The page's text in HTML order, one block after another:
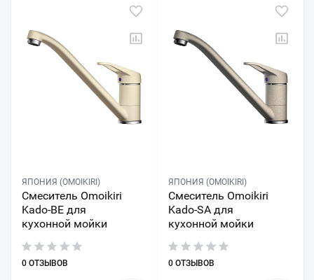
ЯПОНИЯ (OMOIKIRI)
Смеситель Omoikiri
Kado-BE для
кухонной мойки
0 ОТЗЫВОВ
ЯПОНИЯ (OMOIKIRI)
Смеситель Omoikiri
Kado-SA для
кухонной мойки
0 ОТЗЫВОВ